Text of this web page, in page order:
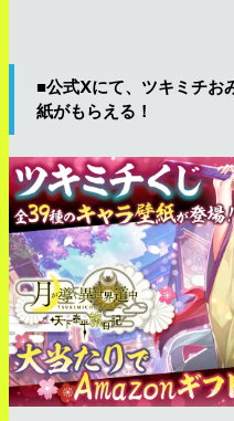
■公式Xにて、ツキミチお
紙がもらえる！